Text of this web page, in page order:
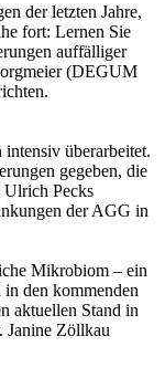
der letzten Jahre,
fort: Lernen Sie
auffälliger
(DEGUM
intensiv überarbeitet.
gegeben, die
Ulrich Pecks
der AGG in
Mikrobiom – ein
den kommenden
aktuellen Stand in
Zöllkau